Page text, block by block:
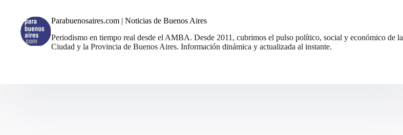
Parabuenosaires.com | Noticias de Buenos Aires
Periodismo en tiempo real desde el AMBA. Desde 2011, cubrimos el pulso político, social y económico de la
Ciudad y la Provincia de Buenos Aires. Información dinámica y actualizada al instante.